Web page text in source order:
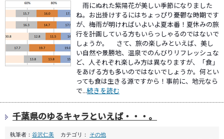
雨にぬれた紫陽花が美しい季節になりました
ね。お出掛けするにはちょっぴり憂鬱な時期です
が、梅雨が明ければいよいよ夏本番！夏休みの旅
行を計画している方もいらっしゃるのではないで
しょうか。 さて、旅の楽しみといえば、美し
い自然や景勝地、温泉でのんびりリフレッシュな
ど、人それぞれ楽しみ方は異なりますが、「食」
をあげる方も多いのではないでしょうか。何とい
っても食は生きる源ですから！事前に、地元なら
で...続きを読む
千葉県のゆるキャラといえば・・・。
執筆者： 谷沢仁美 カテゴリ： その他